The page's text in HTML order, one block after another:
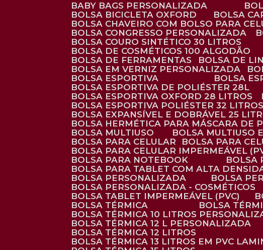
BABY BAGS PERSONALIZADA
BOLSA BICICLETA OXFORD
BOLSA
BOLSA CHAVEIRO COM BOLSO PARA
BOLSA CONGRESSO PERSONALIZADA
BOLSA COURO SINTÉTICO 30 LITROS
BOLSA DE COSMÉTICOS 100 ALGODÃO
BOLSA DE FERRAMENTAS
BOLSA DE
BOLSA EM VERNIZ PERSONALIZADA
BOLSA ESPORTIVA
BOLSA
BOLSA ESPORTIVA DE POLIÉSTER 28L
BOLSA ESPORTIVA OXFORD 28 LITROS
BOLSA ESPORTIVA POLIÉSTER 32 LITROS
BOLSA EXPANSÍVEL E DOBRÁVEL 25
BOLSA HERMÉTICA PARA MÁSCARA DE
BOLSA MULTIUSO
BOLSA MULTIUSO
BOLSA PARA CELULAR
BOLSA PARA
BOLSA PARA CELULAR IMPERMEÁVEL
BOLSA PARA NOTEBOOK
BOLSA PARA TABLET COM ALTA
BOLSA PERSONALIZADA
BOLSA
BOLSA PERSONALIZADA - COSMÉTICOS
BOLSA TABLET IMPERMEÁVEL (PVC)
BOLSA TÉRMICA
BOLSA
BOLSA TÉRMICA 10 LITROS
BOLSA TÉRMICA 12 L PERSONALIZADA
BOLSA TÉRMICA 12 LITROS
BOLSA TÉRMICA 13 LITROS EM PVC